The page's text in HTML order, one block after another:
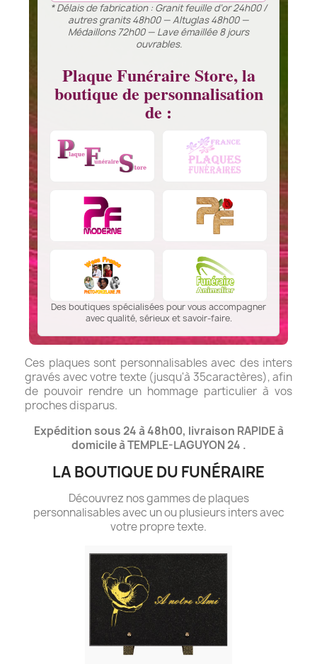
* Délais de fabrication : Granit feuille d’or 24h00 /
autres granits 48h00 — Altuglas 48h00 —
Médaillons 72h00 — Lave émaillée 8 jours
ouvrables.
Plaque Funéraire Store, la
boutique de personnalisation
de :
Des boutiques spécialisées pour vous accompagner
avec qualité, sérieux et savoir-faire.
Ces plaques sont personnalisables avec des inters
gravés avec votre texte (jusqu'à 35caractères), afin
de pouvoir rendre un hommage particulier à vos
proches disparus.
Expédition sous 24 à 48h00, livraison RAPIDE à
domicile à TEMPLE-LAGUYON 24 .
LA BOUTIQUE DU FUNÉRAIRE
Découvrez nos gammes de plaques
personnalisables avec un ou plusieurs inters avec
votre propre texte.